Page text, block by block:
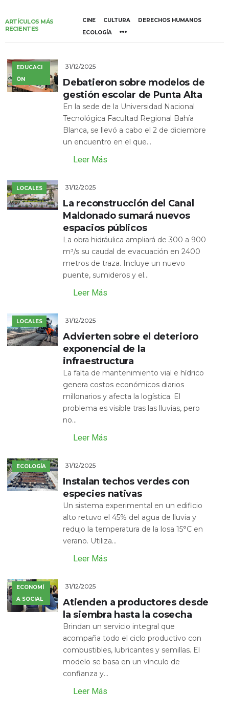
ARTÍCULOS MÁS
RECIENTES
CINE CULTURA
DERECHOS HUMANOS
ECOLOGÍA
EDUCACI
ÓN
31/12/2025
Debatieron sobre modelos de
gestión escolar de Punta Alta
En la sede de la Universidad Nacional
Tecnológica Facultad Regional Bahía
Blanca, se llevó a cabo el 2 de diciembre
un encuentro en el que...
Leer Más
LOCALES 31/12/2025
La reconstrucción del Canal
Maldonado sumará nuevos
espacios públicos
La obra hidráulica ampliará de 300 a 900
m³/s su caudal de evacuación en 2400
metros de traza. Incluye un nuevo
puente, sumideros y el...
Leer Más
LOCALES 31/12/2025
Advierten sobre el deterioro
exponencial de la
infraestructura
La falta de mantenimiento vial e hídrico
genera costos económicos diarios
millonarios y afecta la logística. El
problema es visible tras las lluvias, pero
no...
Leer Más
ECOLOGÍA 31/12/2025
Instalan techos verdes con
especies nativas
Un sistema experimental en un edificio
alto retuvo el 45% del agua de lluvia y
redujo la temperatura de la losa 15°C en
verano. Utiliza...
Leer Más
ECONOMÍ
A SOCIAL
31/12/2025
Atienden a productores desde
la siembra hasta la cosecha
Brindan un servicio integral que
acompaña todo el ciclo productivo con
combustibles, lubricantes y semillas. El
modelo se basa en un vínculo de
confianza y...
Leer Más